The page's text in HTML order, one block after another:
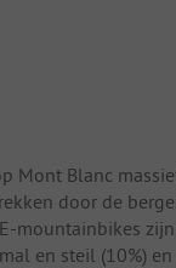
Blanc
door de
mountainbikes
en steil (10%)